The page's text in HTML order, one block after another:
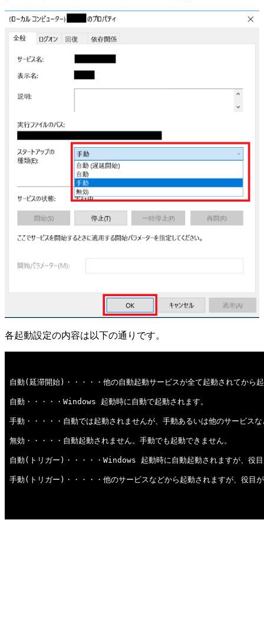
各起動設定の内容は以下の通りです。
自動(延滞開始)・・・・・他の自動起動サービスが全て起動されてから
自動・・・・・Windows 起動時に自動で起動されます。
手動・・・・・自動では起動されませんが、手動あるいは他のサービス
無効・・・・・自動起動されません。手動でも起動できません。
自動(トリガー)・・・・・Windows 起動時に自動起動されますが、役
手動(トリガー)・・・・・他のサービスなどから起動されますが、役目